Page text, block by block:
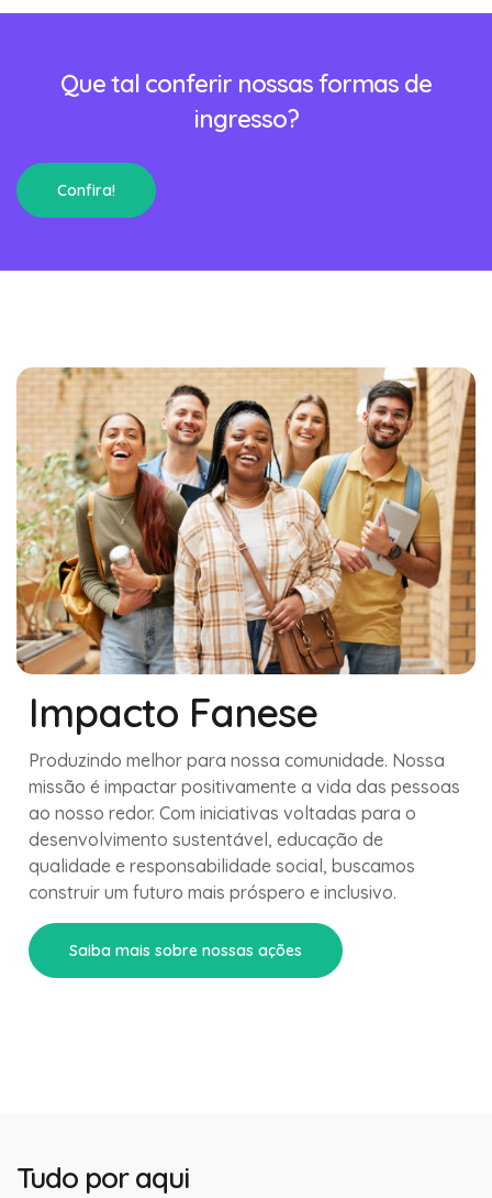
Que tal conferir nossas formas de
ingresso?
Confira!
Impacto Fanese
Produzindo melhor para nossa comunidade. Nossa
missão é impactar positivamente a vida das pessoas
ao nosso redor. Com iniciativas voltadas para o
desenvolvimento sustentável, educação de
qualidade e responsabilidade social, buscamos
construir um futuro mais próspero e inclusivo.
Saiba mais sobre nossas ações
Tudo por aqui